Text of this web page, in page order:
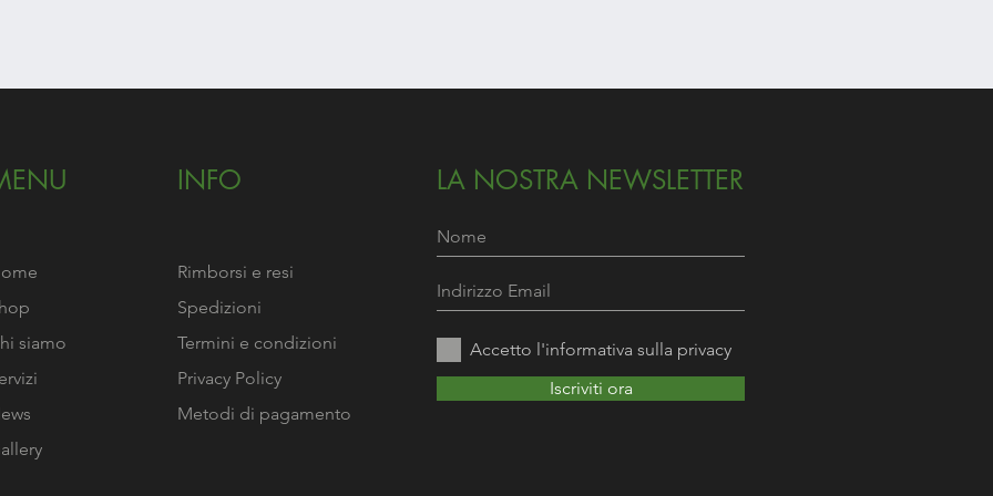
siamo
INFO
Rimborsi e resi
Spedizioni
Termini e condizioni
Privacy Policy
Metodi di pagamento
Accetto l'informativa sulla privacy
Iscriviti ora
LA NOSTRA NEWSLETTER